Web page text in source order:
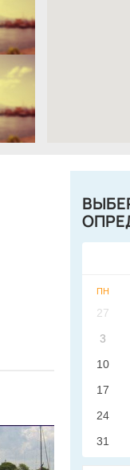
ПН
27
3
10
17
24
31